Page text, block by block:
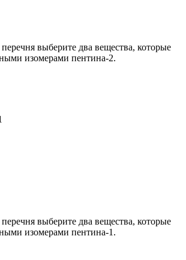
выберите два вещества, которые
изомерами пентина-2.
выберите два вещества, которые
изомерами пентина-1.